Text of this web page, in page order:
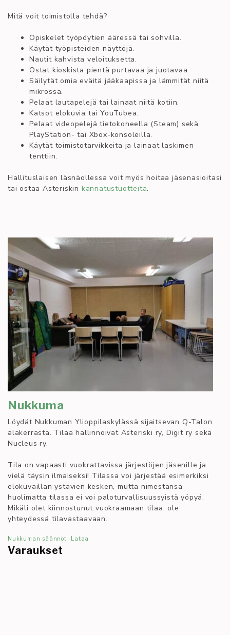
Mitä voit toimistolla tehdä?
Opiskelet työpöytien ääressä tai sohvilla.
Käytät työpisteiden näyttöjä.
Nautit kahvista veloituksetta.
Ostat kioskista pientä purtavaa ja juotavaa.
Säilytät omia eväitä jääkaapissa ja lämmität niitä
mikrossa.
Pelaat lautapelejä tai lainaat niitä kotiin.
Katsot elokuvia tai YouTubea.
Pelaat videopelejä tietokoneella (Steam) sekä
PlayStation- tai Xbox-konsoleilla.
Käytät toimistotarvikkeita ja lainaat laskimen
tenttiin.
Hallituslaisen läsnäollessa voit myös hoitaa jäsenasioitasi
tai ostaa Asteriskin kannatustuotteita.
Nukkuma
Löydät Nukkuman Ylioppilaskylässä sijaitsevan Q-Talon
alakerrasta. Tilaa hallinnoivat Asteriski ry, Digit ry sekä
Nucleus ry.
Tila on vapaasti vuokrattavissa järjestöjen jäsenille ja
vielä täysin ilmaiseksi! Tilassa voi järjestää esimerkiksi
elokuvaillan ystävien kesken, mutta nimestänsä
huolimatta tilassa ei voi paloturvallisuussyistä yöpyä.
Mikäli olet kiinnostunut vuokraamaan tilaa, ole
yhteydessä tilavastaavaan.
Nukkuman säännöt Lataa
Varaukset